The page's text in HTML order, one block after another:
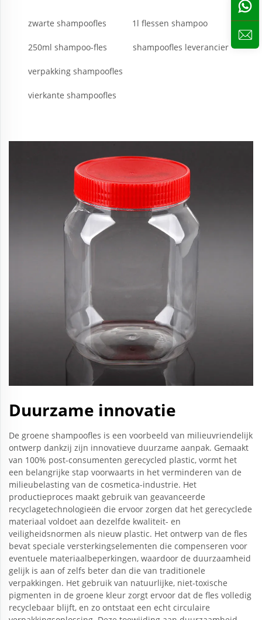
zwarte shampoofles 1l flessen shampoo
250ml shampoo-fles shampoofles leverancier
verpakking shampoofles
vierkante shampoofles
Duurzame innovatie
De groene shampoofles is een voorbeeld van milieuvriendelijk
ontwerp dankzij zijn innovatieve duurzame aanpak. Gemaakt
van 100% post-consumenten gerecycled plastic, vormt het
een belangrijke stap voorwaarts in het verminderen van de
milieubelasting van de cosmetica-industrie. Het
productieproces maakt gebruik van geavanceerde
recyclagetechnologieën die ervoor zorgen dat het gerecyclede
materiaal voldoet aan dezelfde kwaliteit- en
veiligheidsnormen als nieuw plastic. Het ontwerp van de fles
bevat speciale versterkingselementen die compenseren voor
eventuele materiaalbeperkingen, waardoor de duurzaamheid
gelijk is aan of zelfs beter dan die van traditionele
verpakkingen. Het gebruik van natuurlijke, niet-toxische
pigmenten in de groene kleur zorgt ervoor dat de fles volledig
recyclebaar blijft, en zo ontstaat een echt circulaire